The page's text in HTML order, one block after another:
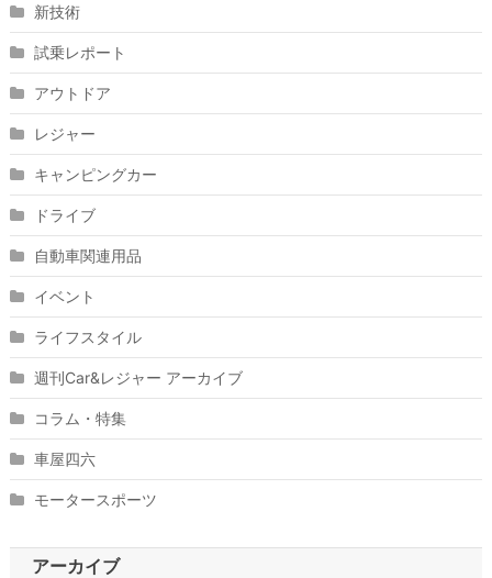
新技術
試乗レポート
アウトドア
レジャー
キャンピングカー
ドライブ
自動車関連用品
イベント
ライフスタイル
週刊Car&レジャー アーカイブ
コラム・特集
車屋四六
モータースポーツ
アーカイブ